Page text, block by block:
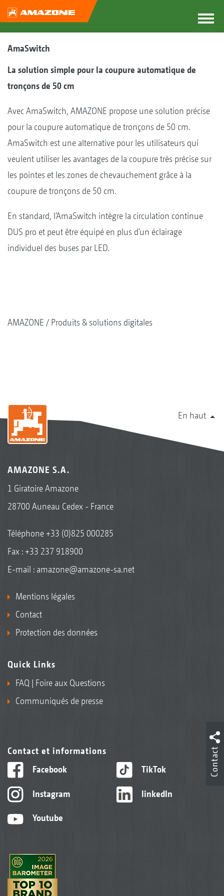
AmaSwitch
La solution simple pour la coupure automatique de
tronçons de 50 cm
Avec AmaSwitch, AMAZONE propose une solution précise
pour la coupure automatique de tronçons de 50 cm.
AmaSwitch est une alternative pour les utilisateurs qui
veulent utiliser les avantages de la coupure très précise sur
les pointes et les zones de chevauchement grâce à la
coupure de tronçons de 50 cm.
En standard, l‘AmaSwitch intègre la circulation continue
DUS pro et peut être équipé en plus d’un éclairage
individuel des buses par LED.
AMAZONE Produits & solutions digitales
En haut
AMAZONE S.A.
1 Giratoire Amazone
28700 Auneau Cedex - France
Téléphone+33 (0)825 000285
Fax : +33 237 918900
E-mail : amazone@amazone-sa.net
Mentions légales
Contact
Protection des données
Quick Links
FAQ | Foire aux Questions
Communiqués de presse
Contact et informations
Facebook
Instagram
Youtube
TikTok
linkedIn
Contact